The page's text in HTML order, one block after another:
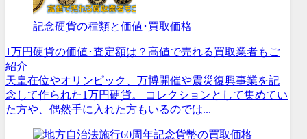
記念硬貨の種類と価値･買取価格
1万円硬貨の価値･査定額は？高値で売れる買取業者もご
紹介
天皇在位やオリンピック、万博開催や震災復興事業を記
念して作られた1万円硬貨。 コレクションとして集めてい
た方や、偶然手に入れた方もいるのでは...